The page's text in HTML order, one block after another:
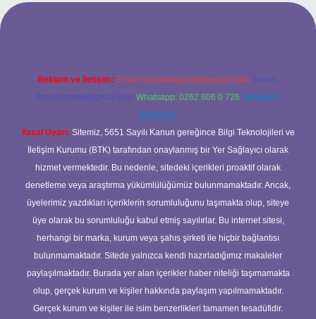
adresi
Reklam ve İletişim: E-mail: backlinkpaneli@gmail.com Teams:
forumhizmeti@gmail.com Whatsapp: 0262 606 0 726 Telegram:
@karabul
Yasal Uyarı: Sitemiz, 5651 Sayılı Kanun gereğince Bilgi Teknolojileri ve
İletişim Kurumu (BTK) tarafından onaylanmış bir Yer Sağlayıcı olarak
hizmet vermektedir. Bu nedenle, sitedeki içerikleri proaktif olarak
denetleme veya araştırma yükümlülüğümüz bulunmamaktadır. Ancak,
üyelerimiz yazdıkları içeriklerin sorumluluğunu taşımakta olup, siteye
üye olarak bu sorumluluğu kabul etmiş sayılırlar. Bu internet sitesi,
herhangi bir marka, kurum veya şahıs şirketi ile hiçbir bağlantısı
bulunmamaktadır. Sitede yalnızca kendi hazırladığımız makaleler
paylaşılmaktadır. Burada yer alan içerikler haber niteliği taşımamakta
olup, gerçek kurum ve kişiler hakkında paylaşım yapılmamaktadır.
Gerçek kurum ve kişiler ile isim benzerlikleri tamamen tesadüfidir.